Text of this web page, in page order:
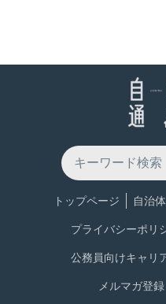
トップページ 自治
プライバシーポリ
公務員向けキャリ
メルマガ登録